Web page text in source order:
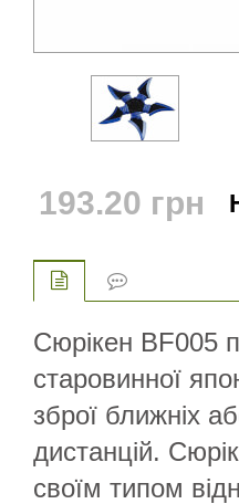
193.20 грн
Сюрікен BF005
старовинної
зброї ближніх
дистанцій.
своїм типом